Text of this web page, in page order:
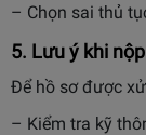
– Chọn sai thủ
5. Lưu ý khi
Để hồ sơ được
– Kiểm tra kỹ